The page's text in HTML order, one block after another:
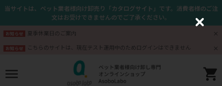
当サイトは、ペット業者様向け卸売り「カタログサイト」です。消費者様のご注
文はお受けできませんのでご了承ください。
お知らせ 夏季休業日のご案内
お知らせ こちらのサイトは、現在テスト運用中のためログインはできません
C